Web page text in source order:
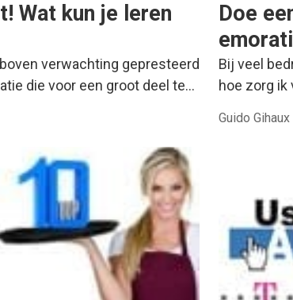
Wat kun je leren
verwachting gepresteerd
die voor een groot deel te…
Doe
Bij veel
hoe zorg
Guido Gihaux